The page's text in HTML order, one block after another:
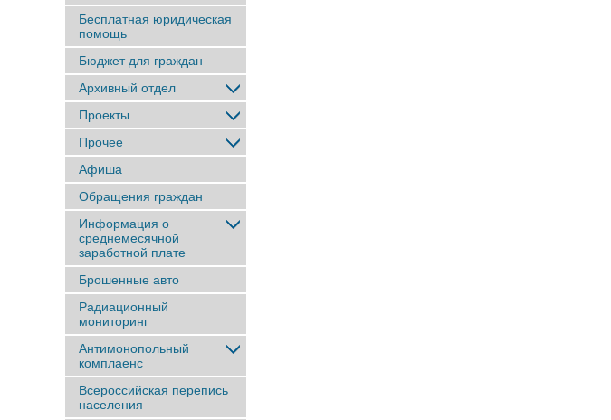
Бесплатная юридическая
помощь
Бюджет для граждан
Архивный отдел
Проекты
Прочее
Афиша
Обращения граждан
Информация о
среднемесячной
заработной плате
Брошенные авто
Радиационный
мониторинг
Антимонопольный
комплаенс
Всероссийская перепись
населения